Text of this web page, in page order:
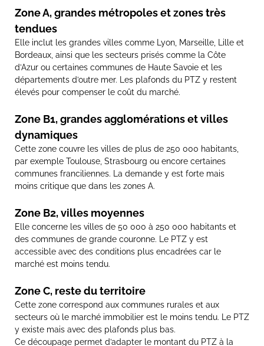
Zone A, grandes métropoles et zones très
tendues
Elle inclut les grandes villes comme Lyon, Marseille, Lille et
Bordeaux, ainsi que les secteurs prisés comme la Côte
d’Azur ou certaines communes de Haute Savoie et les
départements d’outre mer. Les plafonds du PTZ y restent
élevés pour compenser le coût du marché.
Zone B1, grandes agglomérations et villes
dynamiques
Cette zone couvre les villes de plus de 250 000 habitants,
par exemple Toulouse, Strasbourg ou encore certaines
communes franciliennes. La demande y est forte mais
moins critique que dans les zones A.
Zone B2, villes moyennes
Elle concerne les villes de 50 000 à 250 000 habitants et
des communes de grande couronne. Le PTZ y est
accessible avec des conditions plus encadrées car le
marché est moins tendu.
Zone C, reste du territoire
Cette zone correspond aux communes rurales et aux
secteurs où le marché immobilier est le moins tendu. Le PTZ
y existe mais avec des plafonds plus bas.
Ce découpage permet d’adapter le montant du PTZ à la